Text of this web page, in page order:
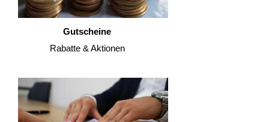
Gutscheine
Rabatte & Aktionen